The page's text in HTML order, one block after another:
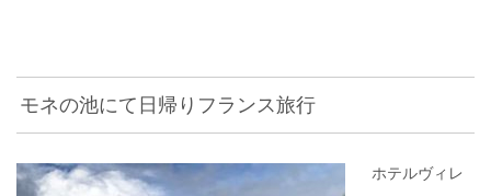
モネの池にて日帰りフランス旅行
ホテルヴィレ